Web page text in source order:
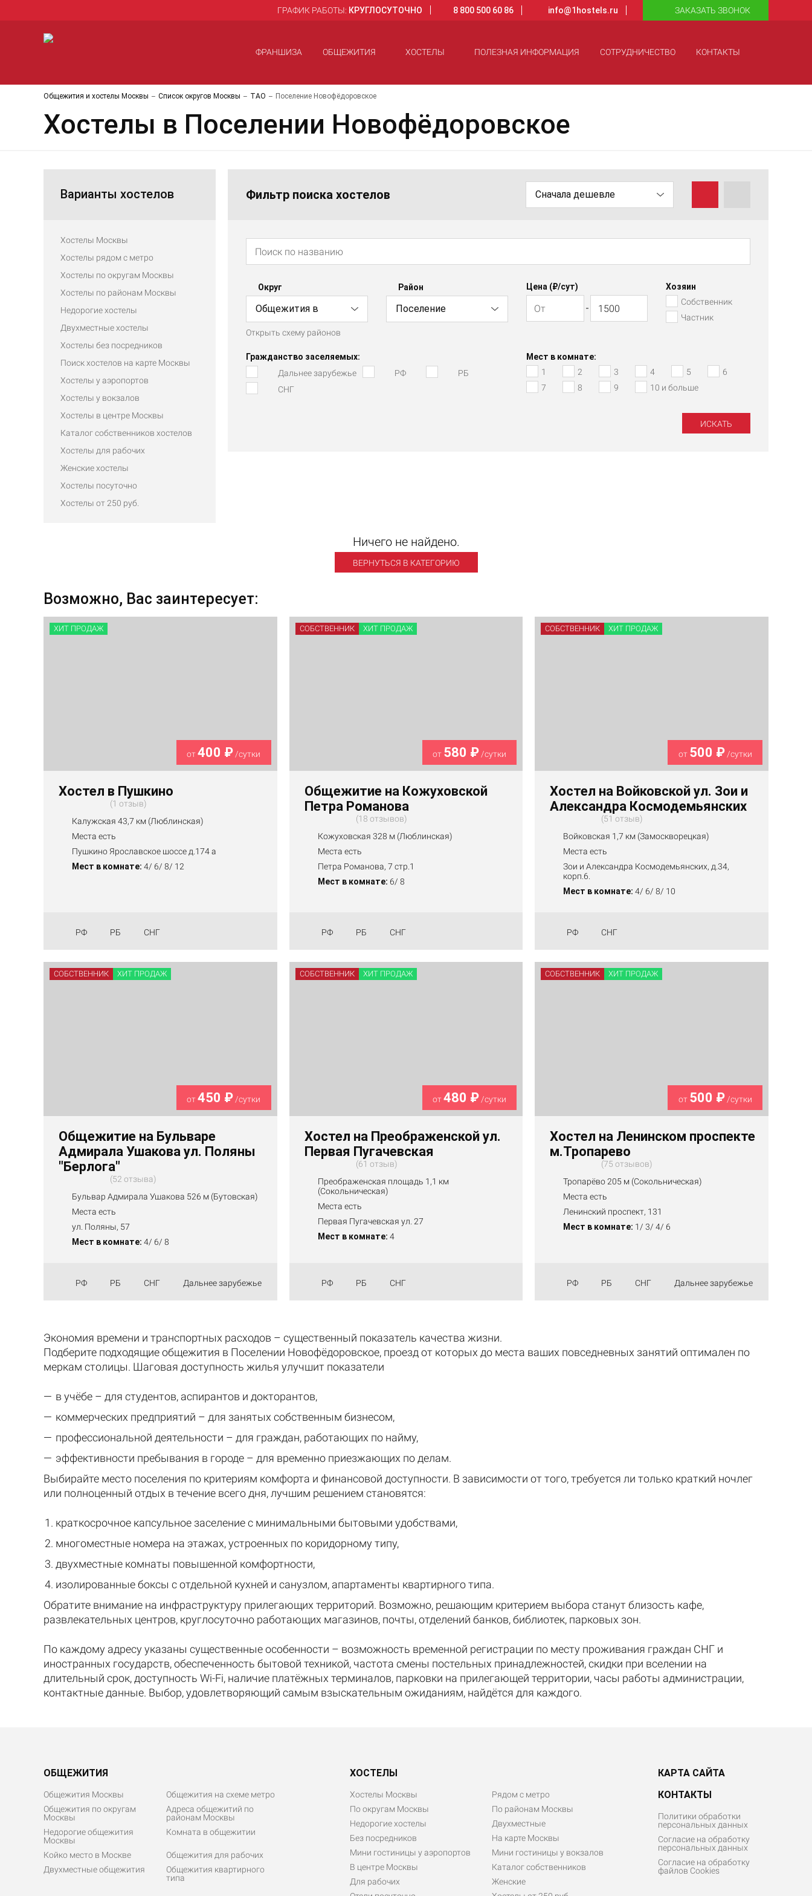
ГРАФИК РАБОТЫ: КРУГЛОСУТОЧНО 8 800 500 60 86 info@1hostels.ru ЗАКАЗАТЬ ЗВОНОК
ФРАНШИЗА ОБЩЕЖИТИЯ ХОСТЕЛЫ ПОЛЕЗНАЯ ИНФОРМАЦИЯ СОТРУДНИЧЕСТВО КОНТАКТЫ
Общежития и хостелы Москвы Список округов Москвы ТАО Поселение Новофёдоровское
Хостелы в Поселении Новофёдоровское
Варианты хостелов
Хостелы Москвы
Хостелы рядом с метро
Хостелы по округам Москвы
Хостелы по районам Москвы
Недорогие хостелы
Двухместные хостелы
Хостелы без посредников
Поиск хостелов на карте Москвы
Хостелы у аэропортов
Хостелы у вокзалов
Хостелы в центре Москвы
Каталог собственников хостелов
Хостелы для рабочих
Женские хостелы
Хостелы посуточно
Хостелы от 250 руб.
Фильтр поиска хостелов Сначала дешевле
Округ
Общежития в
Троицком АО
Открыть схему районов
Район
Поселение
Цена (₽/cут)
Хозяин
Собственник
Частник
Гражданство заселяемых:
Дальнее зарубежье
РФ
РБ
СНГ
Мест в комнате:
1
2 3 4 5
6
7
8 9 10 и больше
Ничего не найдено.
ВЕРНУТЬСЯ В КАТЕГОРИЮ
Возможно, Вас заинтересует:
от400 ₽ /сутки
Хостел в Пушкино
1 отзыв
Калужская 43,7 км (Люблинская)
Места есть
Пушкино Ярославское шоссе д.174 а
Мест в комнате: 4/ 6/ 8/ 12
РФ РБ СНГ
ХИТ ПРОДАЖ
от 580 ₽ /сутки
Общежитие на Кожуховской
Петра Романова
18 отзывов
Кожуховская 328 м (Люблинская)
Места есть
Петра Романова, 7 стр.1
Мест в комнате: 6/ 8
РФ РБ СНГ
СОБСТВЕННИК ХИТ ПРОДАЖ
от 500 ₽/сутки
Хостел на Войковской ул. Зои и
Александра Космодемьянских
51 отзыв
Войковская 1,7 км (Замоскворецкая)
Места есть
Зои и Александра Космодемьянских, д.34,
корп.6.
Мест в комнате: 4/ 6/ 8/ 10
РФ СНГ
СОБСТВЕННИК ХИТ ПРОДАЖ
от450 ₽/сутки
Общежитие на Бульваре
Адмирала Ушакова ул. Поляны
"Берлога"
52 отзыва
Бульвар Адмирала Ушакова 526 м (Бутовская)
Места есть
ул. Поляны, 57
Мест в комнате: 4/ 6/ 8
РФ РБ СНГ Дальнее зарубежье
СОБСТВЕННИК ХИТ ПРОДАЖ
от480 ₽/сутки
Хостел на Преображенской ул.
Первая Пугачевская
61 отзыв
Преображенская площадь 1,1 км
(Сокольническая)
Места есть
Первая Пугачевская ул. 27
Мест в комнате: 4
РФ РБ СНГ
СОБСТВЕННИК ХИТ ПРОДАЖ
от 500 ₽/сутки
Хостел на Ленинском проспекте
м.Тропарево
75 отзывов
Тропарёво 205 м (Сокольническая)
Места есть
Ленинский проспект, 131
Мест в комнате: 1/ 3/ 4/ 6
РФ РБ СНГ Дальнее зарубежье
СОБСТВЕННИК ХИТ ПРОДАЖ
Экономия времени и транспортных расходов – существенный показатель качества жизни.
Подберите подходящие общежития в Поселении Новофёдоровское, проезд от которых до места ваших повседневных занятий оптимален по
меркам столицы. Шаговая доступность жилья улучшит показатели
в учёбе – для студентов, аспирантов и докторантов,
коммерческих предприятий – для занятых собственным бизнесом,
профессиональной деятельности – для граждан, работающих по найму,
эффективности пребывания в городе – для временно приезжающих по делам.
Выбирайте место поселения по критериям комфорта и финансовой доступности. В зависимости от того, требуется ли только краткий ночлег
или полноценный отдых в течение всего дня, лучшим решением становятся:
краткосрочное капсульное заселение с минимальными бытовыми удобствами,
многоместные номера на этажах, устроенных по коридорному типу,
двухместные комнаты повышенной комфортности,
изолированные боксы с отдельной кухней и санузлом, апартаменты квартирного типа.
Обратите внимание на инфраструктуру прилегающих территорий. Возможно, решающим критерием выбора станут близость кафе,
развлекательных центров, круглосуточно работающих магазинов, почты, отделений банков, библиотек, парковых зон.
По каждому адресу указаны существенные особенности – возможность временной регистрации по месту проживания граждан СНГ и
иностранных государств, обеспеченность бытовой техникой, частота смены постельных принадлежностей, скидки при вселении на
длительный срок, доступность Wi-Fi, наличие платёжных терминалов, парковки на прилегающей территории, часы работы администрации,
контактные данные. Выбор, удовлетворяющий самым взыскательным ожиданиям, найдётся для каждого.
ОБЩЕЖИТИЯ
Общежития Москвы
Общежития на схеме метро
Общежития по округам
Москвы
Адреса общежитий по
районам Москвы
Недорогие общежития
Москвы
Комната в общежитии
Койко место в Москве
Общежития для рабочих
Двухместные общежития
Общежития квартирного
типа
ХОСТЕЛЫ
Хостелы Москвы
По округам Москвы
Недорогие хостелы
Без посредников
Мини гостиницы у аэропортов
В центре Москвы
Для рабочих
Рядом с метро
По районам Москвы
Двухместные
На карте Москвы
Мини гостиницы у вокзалов
Каталог собственников
Женские
КАРТА САЙТА
КОНТАКТЫ
Политики обработки
персональных данных
Согласие на обработку
персональных данных
Согласие на обработку
файлов Cookies